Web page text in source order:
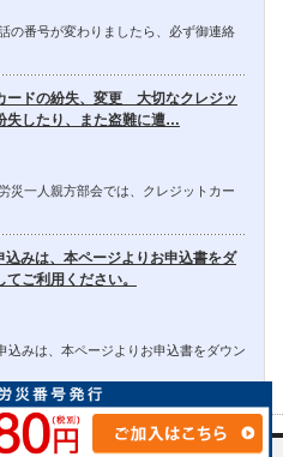
の番号が変わりましたら、必ず御連絡
ードの紛失、変更 大切なクレジッ
失したり、また盗難に遭…
災一人親方部会では、クレジットカー
込みは、本ページよりお申込書をダ
てご利用ください。
込みは、本ページよりお申込書をダウン